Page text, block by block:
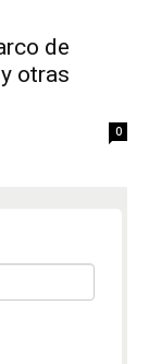
de
otras
0